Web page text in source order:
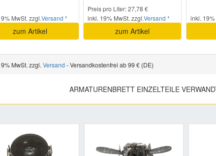
MwSt. zzgl.Versand *
zum Artikel
Preis pro Liter: 27,78 €
inkl. 19% MwSt. zzgl.Versand *
zum Artikel
inkl.
MwSt. zzgl. Versand - Versandkostenfrei ab 99 € (DE)
ARMATURENBRETT EINZELTEILE